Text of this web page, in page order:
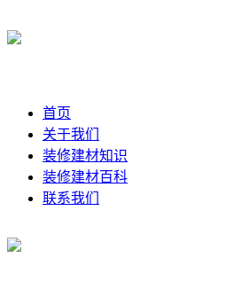
首页
关于我们
装修建材知识
装修建材百科
联系我们